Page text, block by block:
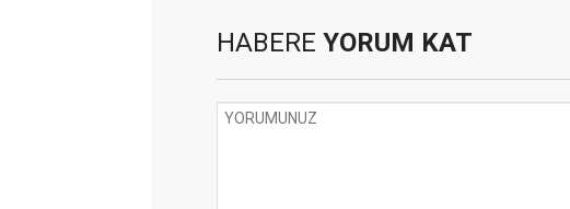
HABERE YORUM KAT